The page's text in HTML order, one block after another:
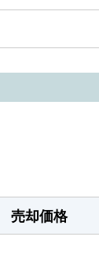
売却価格